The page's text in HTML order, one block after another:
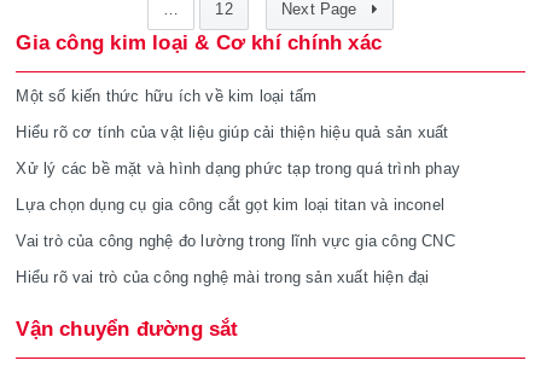
… 12 Next Page
Gia công kim loại & Cơ khí chính xác
Một số kiến thức hữu ích về kim loại tấm
Hiểu rõ cơ tính của vật liệu giúp cải thiện hiệu quả sản xuất
Xử lý các bề mặt và hình dạng phức tạp trong quá trình phay
Lựa chọn dụng cụ gia công cắt gọt kim loại titan và inconel
Vai trò của công nghệ đo lường trong lĩnh vực gia công CNC
Hiểu rõ vai trò của công nghệ mài trong sản xuất hiện đại
Vận chuyển đường sắt